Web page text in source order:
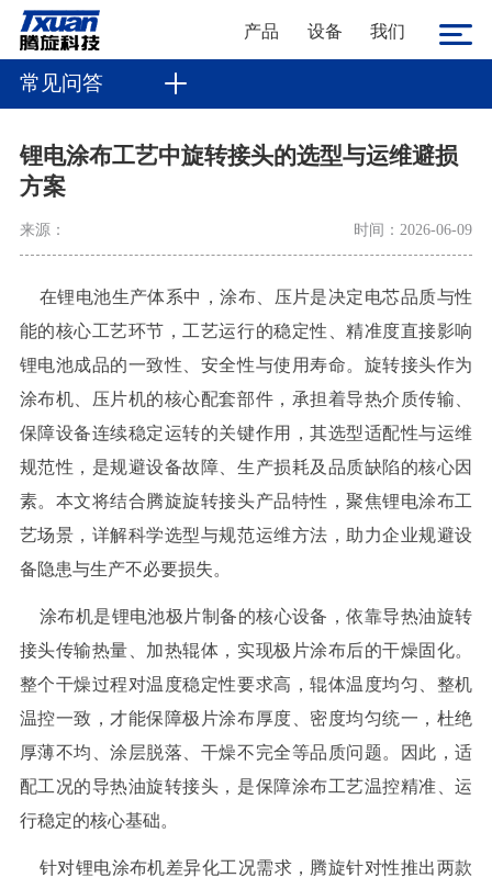
产品 设备 我们
常见问答
锂电涂布工艺中旋转接头的选型与运维避损
方案
来源： 时间：2026-06-09
在锂电池生产体系中，涂布、压片是决定电芯品质与性
能的核心工艺环节，工艺运行的稳定性、精准度直接影响
锂电池成品的一致性、安全性与使用寿命。旋转接头作为
涂布机、压片机的核心配套部件，承担着导热介质传输、
保障设备连续稳定运转的关键作用，其选型适配性与运维
规范性，是规避设备故障、生产损耗及品质缺陷的核心因
素。本文将结合腾旋旋转接头产品特性，聚焦锂电涂布工
艺场景，详解科学选型与规范运维方法，助力企业规避设
备隐患与生产不必要损失。
涂布机是锂电池极片制备的核心设备，依靠导热油旋转
接头传输热量、加热辊体，实现极片涂布后的干燥固化。
整个干燥过程对温度稳定性要求高，辊体温度均匀、整机
温控一致，才能保障极片涂布厚度、密度均匀统一，杜绝
厚薄不均、涂层脱落、干燥不完全等品质问题。因此，适
配工况的导热油旋转接头，是保障涂布工艺温控精准、运
行稳定的核心基础。
针对锂电涂布机差异化工况需求，腾旋针对性推出两款